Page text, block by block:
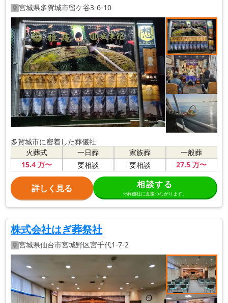
宮城県多賀城市留ケ谷3-6-10
多賀城市に密着した葬儀社
火葬式
15.4万〜
一日葬
要相談
家族葬
要相談
一般葬
27.5 万〜
詳しく見る 相談する
※葬儀社に直接つながります。
株式会社はぎ葬祭社
宮城県仙台市宮城野区宮千代1-7-2